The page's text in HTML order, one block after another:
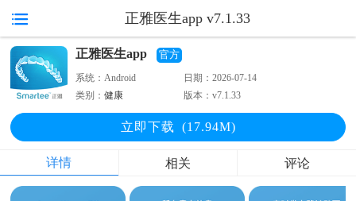
正雅医生app v7.1.33
正雅医生app 官方
系统：Android 日期：2026-07-14
类别：健康 版本：v7.1.33
立即下载 (17.94M)
详情 相关 评论